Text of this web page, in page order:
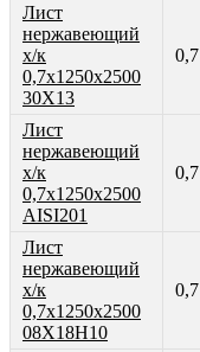
Лист
нержавеющий
х/к
0,7х1250х2500
30Х13
0,7
Лист
нержавеющий
х/к
0,7х1250х2500
AISI201
0,7
Лист
нержавеющий
х/к
0,7х1250х2500
08Х18Н10
0,7